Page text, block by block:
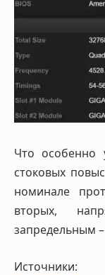
Что особенно
стоковых
номинале
вторых,
запредельным –
Источники: